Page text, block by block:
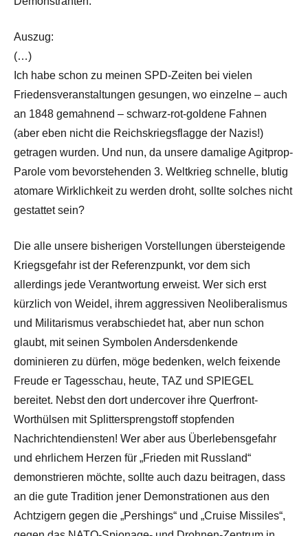
Auszug:
(…)
Ich habe schon zu meinen SPD-Zeiten bei vielen
Friedensveranstaltungen gesungen, wo einzelne – auch
an 1848 gemahnend – schwarz-rot-goldene Fahnen
(aber eben nicht die Reichskriegsflagge der Nazis!)
getragen wurden. Und nun, da unsere damalige Agitprop-
Parole vom bevorstehenden 3. Weltkrieg schnelle, blutig
atomare Wirklichkeit zu werden droht, sollte solches nicht
gestattet sein?
Die alle unsere bisherigen Vorstellungen übersteigende
Kriegsgefahr ist der Referenzpunkt, vor dem sich
allerdings jede Verantwortung erweist. Wer sich erst
kürzlich von Weidel, ihrem aggressiven Neoliberalismus
und Militarismus verabschiedet hat, aber nun schon
glaubt, mit seinen Symbolen Andersdenkende
dominieren zu dürfen, möge bedenken, welch feixende
Freude er Tagesschau, heute, TAZ und SPIEGEL
bereitet. Nebst den dort undercover ihre Querfront-
Worthülsen mit Splittersprengstoff stopfenden
Nachrichtendiensten! Wer aber aus Überlebensgefahr
und ehrlichem Herzen für „Frieden mit Russland“
demonstrieren möchte, sollte auch dazu beitragen, dass
an die gute Tradition jener Demonstrationen aus den
Achtzigern gegen die „Pershings“ und „Cruise Missiles“,